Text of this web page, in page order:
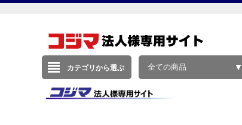
カテゴリから選ぶ 全ての商品